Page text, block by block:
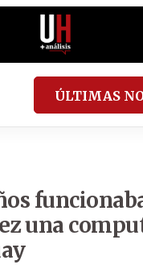
ÚLTIMAS
una